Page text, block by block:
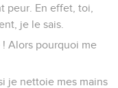
peur. En effet, toi,
je le sais.
Alors pourquoi me
je nettoie mes mains